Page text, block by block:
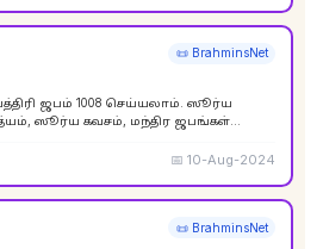
📜 BrahminsNet
ஜபம் 1008 செய்யலாம். ஸூர்ய
ஸூர்ய கவசம், மந்திர ஜபங்கள்
📅10-Aug-2024
📜 BrahminsNet